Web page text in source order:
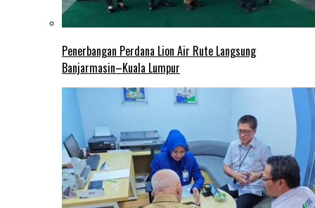
Penerbangan Perdana Lion Air Rute Langsung
Banjarmasin–Kuala Lumpur